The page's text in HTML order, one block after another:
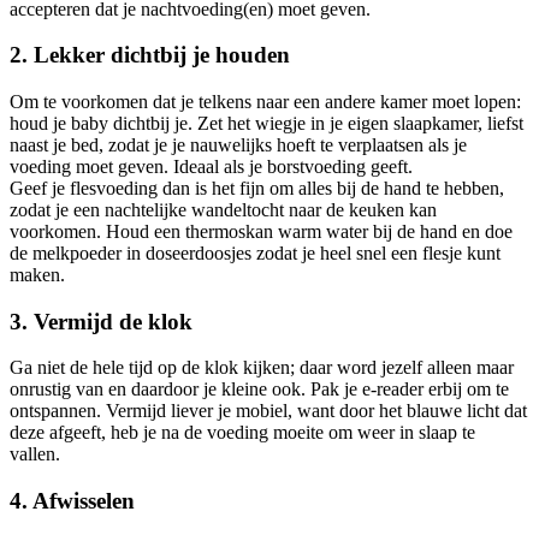
accepteren dat je nachtvoeding(en) moet geven.
2. Lekker dichtbij je houden
Om te voorkomen dat je telkens naar een andere kamer moet lopen:
houd je baby dichtbij je. Zet het wiegje in je eigen slaapkamer, liefst
naast je bed, zodat je je nauwelijks hoeft te verplaatsen als je
voeding moet geven. Ideaal als je borstvoeding geeft.
Geef je flesvoeding dan is het fijn om alles bij de hand te hebben,
zodat je een nachtelijke wandeltocht naar de keuken kan
voorkomen. Houd een thermoskan warm water bij de hand en doe
de melkpoeder in doseerdoosjes zodat je heel snel een flesje kunt
maken.
3. Vermijd de klok
Ga niet de hele tijd op de klok kijken; daar word jezelf alleen maar
onrustig van en daardoor je kleine ook. Pak je e-reader erbij om te
ontspannen. Vermijd liever je mobiel, want door het blauwe licht dat
deze afgeeft, heb je na de voeding moeite om weer in slaap te
vallen.
4. Afwisselen